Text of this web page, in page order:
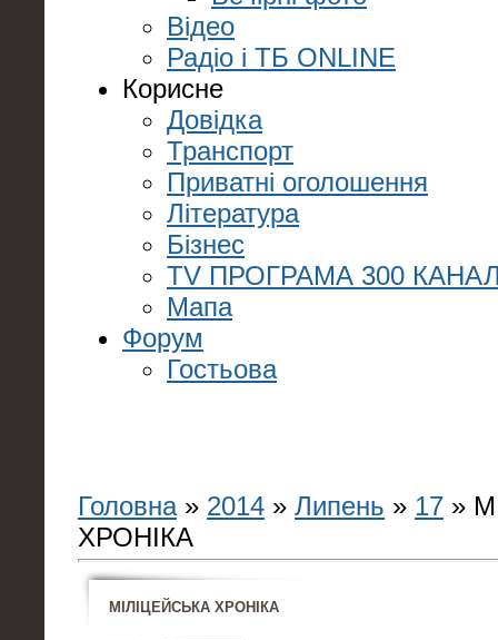
Відео
Радіо і ТБ ONLINE
Корисне
Довідка
Транспорт
Приватні оголошення
Література
Бізнес
TV ПРОГРАМА 300
Мапа
Форум
Гостьова
Головна» 2014 » Липень » 17 »
ХРОНІКА
МІЛІЦЕЙСЬКА ХРОНІКА